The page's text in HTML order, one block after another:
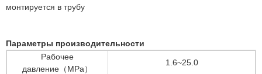
монтируется в трубу
Параметры производительности
Рабочее
давление（MPa）
1.6~25.0